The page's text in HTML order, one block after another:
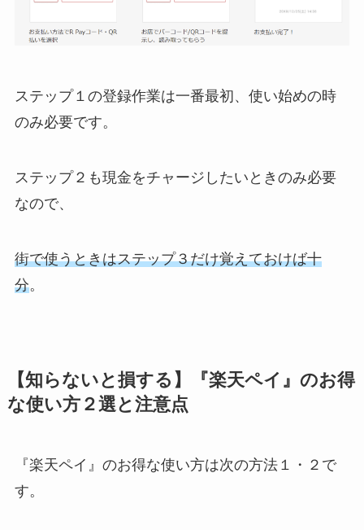
ステップ１の登録作業は一番最初、使い始めの時
のみ必要です。
ステップ２も現金をチャージしたいときのみ必要
なので、
街で使うときはステップ３だけ覚えておけば十
分。
【知らないと損する】『楽天ペイ』のお得
な使い方２選と注意点
『楽天ペイ』のお得な使い方は次の方法１・２で
す。